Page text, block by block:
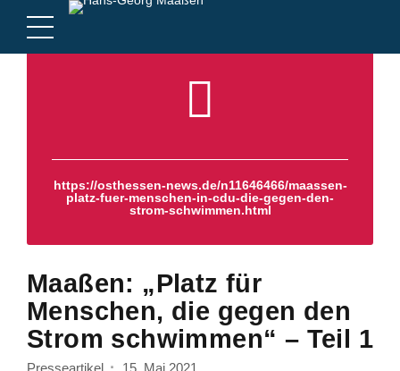
https://osthessen-news.de/n11646466/maassen-
platz-fuer-menschen-in-cdu-die-gegen-den-
strom-schwimmen.html
Maaßen: „Platz für
Menschen, die gegen den
Strom schwimmen“ – Teil 1